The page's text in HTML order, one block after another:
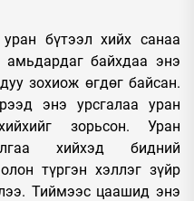
бүтээл хийх санаа
байхдаа энэ
зохиож өгдөг байсан.
энэ урсгалаа уран
зорьсон. Уран
хийхэд бидний
түргэн хэллэг зүйр
Тиймээс цаашид энэ